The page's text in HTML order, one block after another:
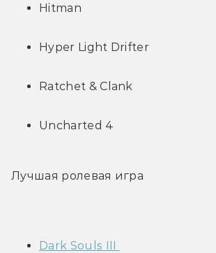
Hitman
Hyper Light Drifter
Ratchet & Clank
Uncharted 4
Лучшая ролевая игра
Dark Souls III